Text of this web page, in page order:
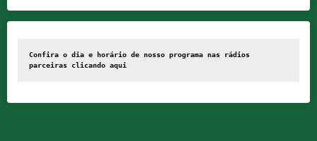
Confira o dia e horário de nosso programa nas rádios
parceiras clicando aqui